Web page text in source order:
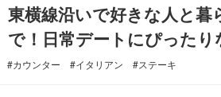
東横線沿いで好きな人と暮
で！日常デートにぴったり
#カウンター #イタリアン #ステーキ